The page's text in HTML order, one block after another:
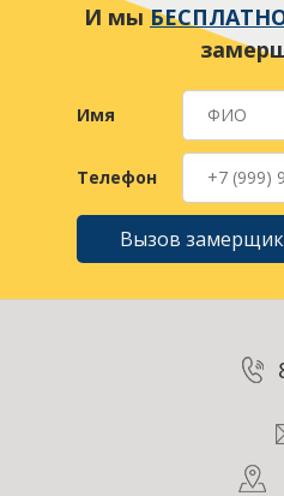
И мы
Имя
Телефон
Вызов